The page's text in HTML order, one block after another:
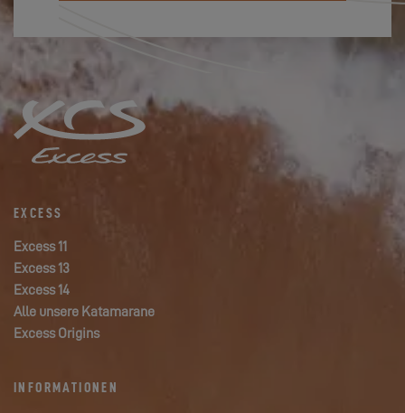
EXCESS
Excess 11
Excess 13
Excess 14
Alle unsere Katamarane
Excess Origins
INFORMATIONEN